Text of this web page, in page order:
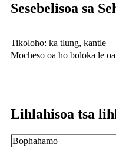
Sesebelisoa sa
Tikoloho: ka tlung, kantle
Mocheso oa ho boloka le
Lihlahisoa tsa
Bophahamo